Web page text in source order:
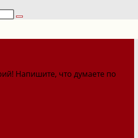
Напишите, что думаете по